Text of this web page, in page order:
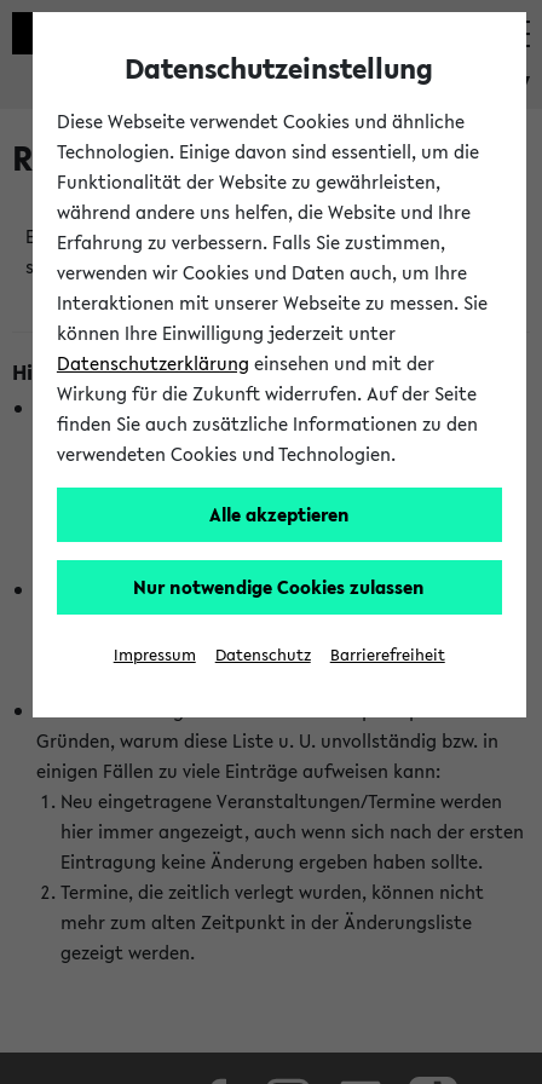
eKVV
Raumänderungen
Es wurden keine Raumänderungen an jetzt
stattfindenden Veranstaltungen gefunden!
Hinweise zur Liste der Raumänderungen
In dieser Liste werden nur Veranstaltungstermine
berücksichtigt, die gerade oder innerhalb der nächsten 2
Stunden stattfinden. Berücksichtigt werden nur Termine,
wurden. Die Anzeige ist semesterübergreifend und nicht
abhängig vom im eKVV gewählten Semester.
Die hier gezeigte Liste von Raumänderungen kann nur
vollständig sein, wenn den Fakultäten von den Lehrenden
die Änderungen zeitnah mitgeteilt und diese Änderungen
Gründen, warum diese Liste u. U. unvollständig bzw. in
einigen Fällen zu viele Einträge aufweisen kann:
Neu eingetragene Veranstaltungen/Termine werden
hier immer angezeigt, auch wenn sich nach der ersten
Eintragung keine Änderung ergeben haben sollte.
Termine, die zeitlich verlegt wurden, können nicht
mehr zum alten Zeitpunkt in der Änderungsliste
gezeigt werden.
Datenschutzeinstellung
Diese Webseite verwendet Cookies und ähnliche
Technologien. Einige davon sind essentiell, um die
Funktionalität der Website zu gewährleisten,
während andere uns helfen, die Website und Ihre
Erfahrung zu verbessern. Falls Sie zustimmen,
verwenden wir Cookies und Daten auch, um Ihre
Interaktionen mit unserer Webseite zu messen. Sie
können Ihre Einwilligung jederzeit unter
Datenschutzerklärung einsehen und mit der
Wirkung für die Zukunft widerrufen. Auf der Seite
finden Sie auch zusätzliche Informationen zu den
verwendeten Cookies und Technologien.
Alle akzeptieren
Nur notwendige Cookies zulassen
Impressum Datenschutz Barrierefreiheit